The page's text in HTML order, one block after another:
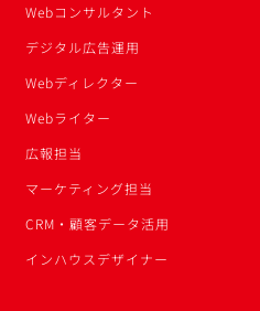
Webコンサルタント
デジタル広告運用
Webディレクター
Webライター
広報担当
マーケティング担当
CRM・顧客データ活用
インハウスデザイナー